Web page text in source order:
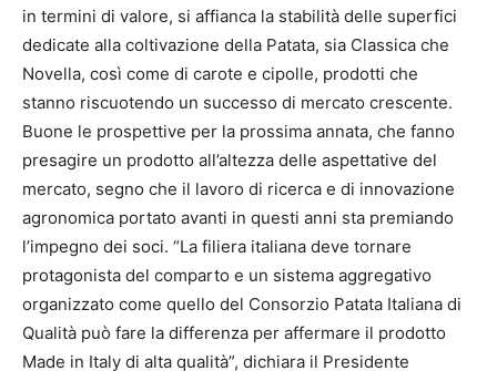
in termini di valore, si affianca la stabilità delle superfici
dedicate alla coltivazione della Patata, sia Classica che
Novella, così come di carote e cipolle, prodotti che
stanno riscuotendo un successo di mercato crescente.
Buone le prospettive per la prossima annata, che fanno
presagire un prodotto all’altezza delle aspettative del
mercato, segno che il lavoro di ricerca e di innovazione
agronomica portato avanti in questi anni sta premiando
l’impegno dei soci. “La filiera italiana deve tornare
protagonista del comparto e un sistema aggregativo
organizzato come quello del Consorzio Patata Italiana di
Qualità può fare la differenza per affermare il prodotto
Made in Italy di alta qualità”, dichiara il Presidente